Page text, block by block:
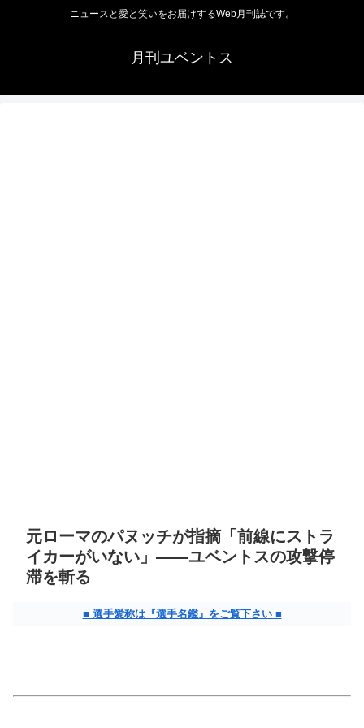
ニュースと愛と笑いをお届けするWeb月刊誌です。
月刊ユベントス
元ローマのパヌッチが指摘「前線にストラ
イカーがいない」――ユベントスの攻撃停
滞を斬る
■ 選手愛称は『選手名鑑』をご覧下さい ■